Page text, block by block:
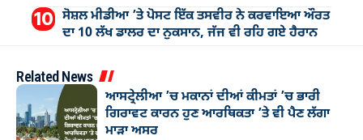
ਸੋਸ਼ਲ ਮੀਡੀਆ ’ਤੇ ਪੋਸਟ ਇੱਕ ਤਸਵੀਰ ਨੇ ਕਰਵਾਇਆ ਔਰਤ
ਦਾ 10 ਲੱਖ ਡਾਲਰ ਦਾ ਨੁਕਸਾਨ, ਜੱਜ ਵੀ ਰਹਿ ਗਏ ਹੈਰਾਨ
Related News
ਆਸਟ੍ਰੇਲੀਆ ’ਚ ਮਕਾਨਾਂ ਦੀਆਂ ਕੀਮਤਾਂ ’ਚ ਭਾਰੀ
ਗਿਰਾਵਟ ਕਾਰਨ ਹੁਣ ਆਰਥਿਕਤਾ ’ਤੇ ਵੀ ਪੈਣ ਲੱਗਾ
ਮਾੜਾ ਅਸਰ